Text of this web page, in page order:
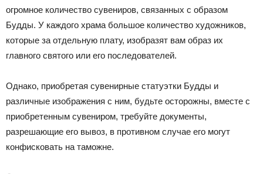
огромное количество сувениров, связанных с образом
Будды. У каждого храма большое количество художников,
которые за отдельную плату, изобразят вам образ их
главного святого или его последователей.
Однако, приобретая сувенирные статуэтки Будды и
различные изображения с ним, будьте осторожны, вместе с
приобретенным сувениром, требуйте документы,
разрешающие его вывоз, в противном случае его могут
конфисковать на таможне.